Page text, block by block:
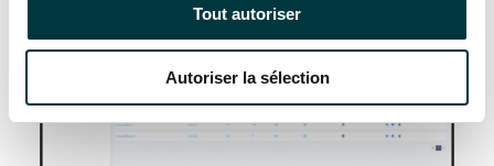
Tout autoriser
Autoriser la sélection